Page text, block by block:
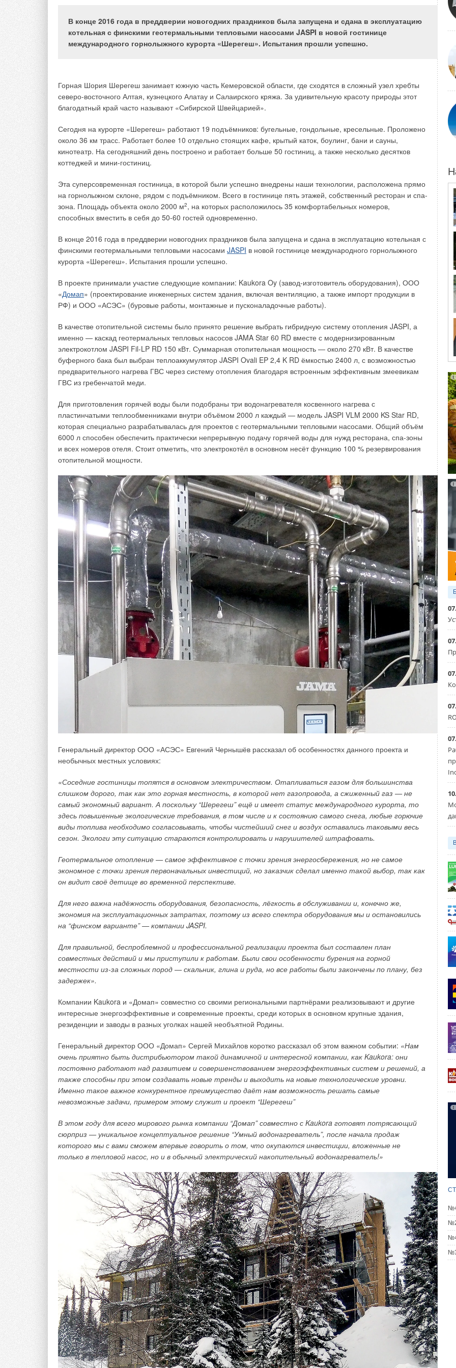
В конце 2016 года в преддверии новогодних праздников была запущена и сдана в эксплуатацию
котельная с финскими геотермальными тепловыми насосами JASPI в новой гостинице
международного горнолыжного курорта «Шерегеш». Испытания прошли успешно.
Горная Шория Шерегеш занимает южную часть Кемеровской области, где сходятся в сложный узел хребты
северо-восточного Алтая, кузнецкого Алатау и Салаирского кряжа. За удивительную красоту природы этот
благодатный край часто называют «Сибирской Швейцарией».
Сегодня на курорте «Шерегеш» работают 19 подъёмников: бугельные, гондольные, кресельные. Проложено
около 36 км трасс. Работает более 10 отдельно стоящих кафе, крытый каток, боулинг, бани и сауны,
кинотеатр. На сегодняшний день построено и работает больше 50 гостиниц, а также несколько десятков
коттеджей и мини-гостиниц.
Эта суперсовременная гостиница, в которой были успешно внедрены наши технологии, расположена прямо
на горнолыжном склоне, рядом с подъёмником. Всего в гостинице пять этажей, собственный ресторан и спа-
зона. Площадь объекта около 2000 м2, на которых расположилось 35 комфортабельных номеров,
способных вместить в себя до 50-60 гостей одновременно.
В конце 2016 года в преддверии новогодних праздников была запущена и сдана в эксплуатацию котельная с
финскими геотермальными тепловыми насосами JASPI в новой гостинице международного горнолыжного
курорта «Шерегеш». Испытания прошли успешно.
В проекте принимали участие следующие компании: Kaukora Oy (завод-изготовитель оборудования), ООО
«Домап» (проектирование инженерных систем здания, включая вентиляцию, а также импорт продукции в
РФ) и ООО «АСЭС» (буровые работы, монтажные и пусконаладочные работы).
В качестве отопительной системы было принято решение выбрать гибридную систему отопления JASPI, а
именно — каскад геотермальных тепловых насосов JAMA Star 60 RD вместе с модернизированным
электрокотлом JASPI Fil-LP RD 150 кВт. Суммарная отопительная мощность — около 270 кВт. В качестве
буферного бака был выбран теплоаккумулятор JASPI Ovali EP 2,4 K RD ёмкостью 2400 л, с возможностью
предварительного нагрева ГВС через систему отопления благодаря встроенным эффективным змеевикам
ГВС из гребенчатой меди.
Для приготовления горячей воды были подобраны три водонагревателя косвенного нагрева с
пластинчатыми теплообменниками внутри объёмом 2000 л каждый — модель JASPI VLM 2000 KS Star RD,
которая специально разрабатывалась для проектов с геотермальными тепловыми насосами. Общий объём
6000 л способен обеспечить практически непрерывную подачу горячей воды для нужд ресторана, спа-зоны
и всех номеров отеля. Стоит отметить, что электрокотёл в основном несёт функцию 100 % резервирования
отопительной мощности.
Генеральный директор ООО «АСЭС» Евгений Чернышёв рассказал об особенностях данного проекта и
необычных местных условиях:
«Соседние гостиницы топятся в основном электричеством. Отапливаться газом для большинства
слишком дорого, так как это горная местность, в которой нет газопровода, а сжиженный газ — не
самый экономный вариант. А поскольку “Шерегеш” ещё и имеет статус международного курорта, то
здесь повышенные экологические требования, в том числе и к состоянию самого снега, любые горючие
виды топлива необходимо согласовывать, чтобы чистейший снег и воздух оставались таковыми весь
сезон. Экологи эту ситуацию стараются контролировать и нарушителей штрафовать.
Геотермальное отопление — самое эффективное с точки зрения энергосбережения, но не самое
экономное с точки зрения первоначальных инвестиций, но заказчик сделал именно такой выбор, так как
он видит своё детище во временной перспективе.
Для него важна надёжность оборудования, безопасность, лёгкость в обслуживании и, конечно же,
экономия на эксплуатационных затратах, поэтому из всего спектра оборудования мы и остановились
на “финском варианте” — компании JASPI.
Для правильной, беспроблемной и профессиональной реализации проекта был составлен план
совместных действий и мы приступили к работам. Были свои особенности бурения на горной
местности из-за сложных пород — скальник, глина и руда, но все работы были закончены по плану, без
задержек».
Компании Kaukora и «Домап» совместно со своими региональными партнёрами реализовывают и другие
интересные энергоэффективные и современные проекты, среди которых в основном крупные здания,
резиденции и заводы в разных уголках нашей необъятной Родины.
Генеральный директор ООО «Домап» Сергей Михайлов коротко рассказал об этом важном событии: «Нам
очень приятно быть дистрибьютором такой динамичной и интересной компании, как Kaukora: они
постоянно работают над развитием и совершенствованием энергоэффективных систем и решений, а
также способны при этом создавать новые тренды и выходить на новые технологические уровни.
Именно такое важное конкурентное преимущество даёт нам возможность решать самые
невозможные задачи, примером этому служит и проект “Шерегеш”
В этом году для всего мирового рынка компании “Домап” совместно с Kaukora готовят потрясающий
сюрприз — уникальное концептуальное решение “Умный водонагреватель”, после начала продаж
которого мы с вами сможем впервые говорить о том, что окупаются инвестиции, вложенные не
только в тепловой насос, но и в обычный электрический накопительный водонагреватель!»
теплового баланса данного помещения в течение одних
суток отопительного периода.
Ключевые слова: микроклимат, ограждающие
конструкции, поквартирные системы отопления,
тепловой баланс, удельный тепловой поток.
the heat balance of the room for one day of the heating period.
Keywords:
climate, building envelope, every apartment heating
system, heat balance, heat fl ux.
Рассмотрены результаты исследования теплового режима помещения многоэтажного жилого
дома с поквартирной системой отопления расположенного в городе Нижнем Новгороде, а также
составляющих теплового баланса данного помещения в течение одних суток отопительного
Введение
Одним из распространённых и допустимых в современной нормативной документации [1, 2] решений
поддержания требуемого воздушно-теплового режима многоквартирных жилых домов (МЖД) является
устройство поквартирных систем отопления с индивидуальными теплогенераторами (газовыми котлами)
совместно с системами естественной приточно-вытяжной вентиляции.
Одно из преимуществ этой схемы — возможность регулирования отпуска тепловой энергии и, как следствие,
поддержания оптимальной температуры внутреннего воздуха tв
Одновременно жильцам предоставляется
возможность экономии сжигаемого природного газа вследствие уменьшения теплоотдачи отопительных
приборов при отсутствии людей в жилых помещениях (за счёт снижения температуры внутреннего воздуха
до допустимой величины
в
При этом величина допустимых теплопритоков и теплопотерь между смежными помещениями через
ограждения нормативно никак не регламентируется.
Для анализа влияния величин теплопритоков и потерь теплоты через внутренние ограждения на тепловой
баланс помещения многоквартирного жилого дома авторами проведено инструментальное обследование
помещения (жилой комнаты) многоквартирного жилого дома с поквартирными системами отопления, целью
которого было измерение удельного теплового потока
огр[Вт/м 2
] через наружные и внутренние
ограждающие конструкции (стены, покрытие пола), с последующим определением величины теплопотерь и
теплопоступлений через ограждения и их доли в тепловом балансе помещений многоквартирного жилого
дома
огр
через ограждения проводились в помещении шестого этажа 17-этажного МЖД,
расположенного в городе Нижнем Новгороде, с помощью измерителя плотностей тепловых потоков
«Теплограф-регистратор» [4]. План помещения с указанием точек замера плотности теплового потока
приведён на рис. 1.
Конструкция исследуемых ограждений: трёхслойные наружные стены — силикатный кирпич, плиты из
минеральной ваты, облицовочный кирпич; межэтажные перекрытия — железобетонные плиты; заполнение
оконного проёма и балконной двери — двухкамерный стеклопакет в ПВХ-переплёте. Измерения величин
qогрпроизводились каждые 10 минут в течение одних суток. Температура наружного воздухаtнза период
измерений колебалась в пределах 0...+2 °C. Результаты замеров удельного теплового потока приведены на
рис. 2.
Анализ полученных данных позволяет установить следующие значения колебаний удельных тепловых
потоков:
для наружной стены qогр≈ -8.-6,5 Вт/м 2;
для наружной стены, примыкающей к балкону, q ≈ -16.-4 Вт/м2;
для внутренних стен q огр≈ 1-2 Вт/м2;
для межэтажных перекрытийqогр≈ -5.0 Вт/м2.
Температура внутреннего воздуха за время измерений колебалась в интервалеtв= +23.+24 °C.
Значительное колебание теплового потока через стену, примыкающую к остеклённому балкону, связано с
соответствующей циклу горения газа в индивидуальном теплогенераторе (например, отопительном котле).
Доля теплоперетоков через наружные и внутренние ограждения при расчёте теплового баланса помещения
определяется по формуле:
Q
огр=Aогр qогр,(1)
гдеAогр— площадь ограждения, м2.
Полученный по результатам исследований тепловой баланс помещения приведён в табл. 1. Количество
теплоты на нагрев инфильтрующегося воздуха и потери теплоты через окно и балконную дверь определены
расчётным путём по общепринятым методикам [5, 6]. В период замеров искусственное освещение в
помещении было отключено, окна закрыты рулонными шторами, а люди отсутствовали, что позволяет
принять величины бытовых и биологических тепловыделений в помещении равными нулю.
помещению снизу, сверху и сбоку, составила до 16 % от общей мощности отопительных приборов — в тоже
время величина теплопритоков через смежные помещения не превысила величины 2 %.